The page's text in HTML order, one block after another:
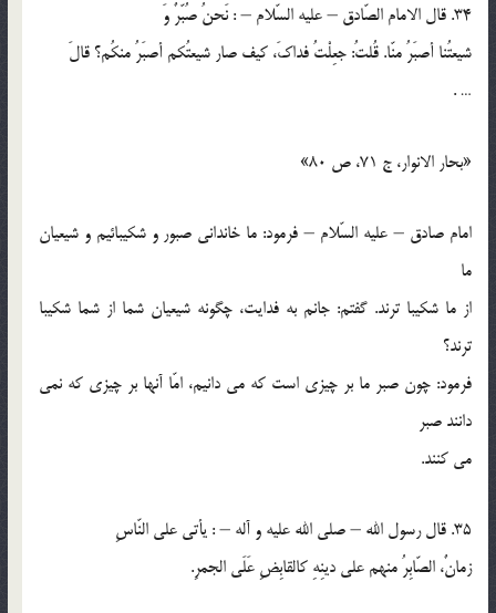
34. قال الامام الصّادق – عليه السّلام – : نَحنُ صُبّرٌ وَ
شيعتُنا أصبَرُ منّا. قُلتُ: جعِلْتُ فداكَ، كيف صار شيعتُكم أصبَرُ منكُم؟ قالَ
… .
«بحار الانوار، ج 71، ص 80»
امام صادق – عليه السّلام – فرمود: ما خانداني صبور و شكيبائيم و شيعيان
ما
از ما شكيبا ترند. گفتم: جانم به فدايت، چگونه شيعيان شما از شما شكيبا
ترند؟
فرمود: چون صبر ما بر چيزي است كه مي دانيم، امّا آنها بر چيزي كه نمي
دانند صبر
مي كنند.
35. قال رسول الله – صلي الله عليه و آله – : يأتي علي النّاسِ
زمانٌ، الصّابِرُ منهم علي دينِهِ كالقابِضِ عَلَي الجمرِ.